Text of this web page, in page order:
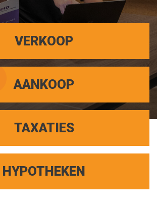
VERKOOP
AANKOOP
TAXATIES
HYPOTHEKEN